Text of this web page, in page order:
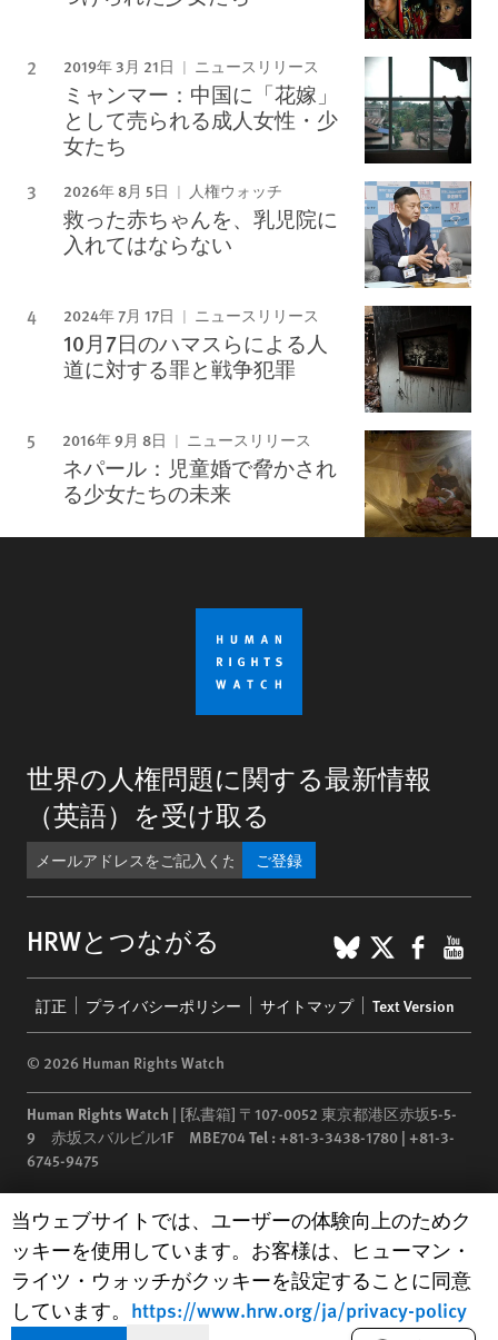
2019年 3月 21日 ニュースリリース
ミャンマー：中国に「花嫁」
として売られる成人女性・少
女たち
2026年 8月 5日 人権ウォッチ
救った赤ちゃんを、乳児院に
入れてはならない
2024年 7月 17日 ニュースリリース
10月7日のハマスらによる人
道に対する罪と戦争犯罪
2016年 9月 8日 ニュースリリース
ネパール：児童婚で脅かされ
る少女たちの未来
世界の人権問題に関する最新情報
（英語）を受け取る
ご登録
HRWとつながる BlueSky
X
menu
訂正 プライバシーポリシー サイトマップ Text Version
© 2026 Human Rights Watch
Human Rights Watch | [私書箱] 〒107-0052 東京都港区赤坂5-5-
9 赤坂スバルビル1F MBE704Tel :+81-3-3438-1780 | +81-3-
6745-9475
Human Rights Watchis a 501(C)(3) nonprofit registered in the US
under EIN: 13-2875808
Human Rights Watch cookie preferences
当ウェブサイトでは、ユーザーの体験向上のためク
ッキーを使用しています。お客様は、ヒューマン・
ライツ・ウォッチがクッキーを設定することに同意
しています。 https://www.hrw.org/ja/privacy-policy